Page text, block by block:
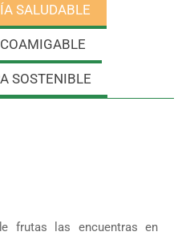
SALUDABLE
SOSTENIBLE
frutas las encuentras en